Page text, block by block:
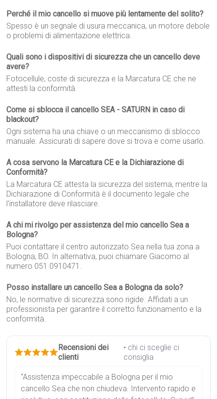
Perché il mio cancello si muove più lentamente del solito?
Spesso è un segnale di usura meccanica, un motore debole
o problemi di alimentazione elettrica.
Quali sono i dispositivi di sicurezza che un cancello deve
avere?
Fotocellule, coste di sicurezza e la Marcatura CE che ne
attesti la conformità.
Come si sblocca il cancello SEA - SATURN in caso di
blackout?
Ogni sistema ha una chiave o un meccanismo di sblocco
manuale. Assicurati di sapere dove si trova e come usarlo.
A cosa servono la Marcatura CE e la Dichiarazione di
Conformità?
La Marcatura CE attesta la sicurezza del sistema, mentre la
Dichiarazione di Conformità è il documento legale che
l'installatore deve rilasciare.
A chi mi rivolgo per assistenza del mio cancello Sea a
Bologna?
Puoi contattare il centro autorizzato Sea nella tua zona a
Bologna, BO. In alternativa, puoi chiamare Giacomo al
numero 051 0910471.
Posso installare un cancello Sea a Bologna da solo?
No, le normative di sicurezza sono rigide. Affidati a un
professionista per garantire il corretto funzionamento e la
conformità.
Recensioni dei
clienti
• chi ci sceglie ci
consiglia
“Assistenza impeccabile a Bologna per il mio
cancello Sea che non chiudeva. Intervento rapido e